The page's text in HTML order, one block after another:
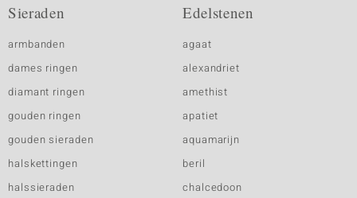
Sieraden
armbanden
dames ringen
diamant ringen
gouden ringen
gouden sieraden
halskettingen
halssieraden
Edelstenen
agaat
alexandriet
amethist
apatiet
aquamarijn
beril
chalcedoon